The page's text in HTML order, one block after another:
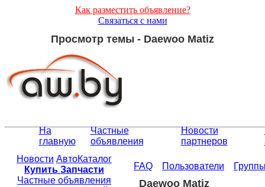
Как разместить объявление?
Связаться с нами
Просмотр темы - Daewoo Matiz
На
главную
Частные
объявления
Новости
партнеров
Новости АвтоКаталог
Купить Запчасти
Частные объявления
FAQ Пользователи
Daewoo Matiz